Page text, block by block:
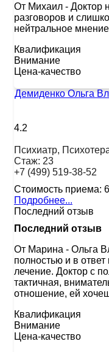
От Михаил - Доктор
разговоров и
нейтральное
Квалификация
Внимание
Цена-качество
Демиденко Ольга
4.2
Психиатр,
Стаж: 23
+7 (499) 519-38-52
Стоимость приема:
Подробнее...
Последний отзыв
Последний отзыв
От Марина - Ольга
полностью и в
лечение. Доктор с
тактичная,
отношение, ей
Квалификация
Внимание
Цена-качество